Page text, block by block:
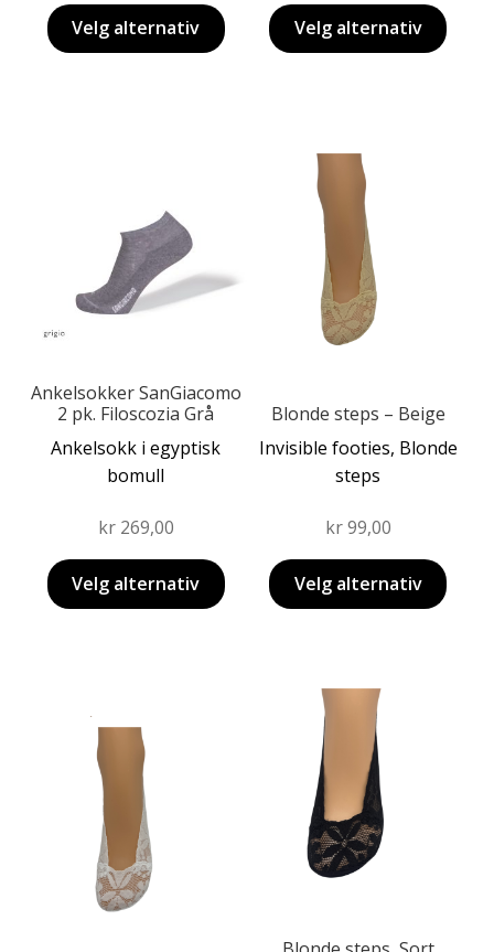
Velg alternativ Velg alternativ
Ankelsokker SanGiacomo
2 pk. Filoscozia Grå
Ankelsokk i egyptisk
bomull
kr269,00
Velg alternativ
flere
varianter.
Alternativene
kan
produktsiden
Blonde steps – Beige
Invisible footies, Blonde
steps
kr99,00
Velg alternativ
Dette
produktet
har
flere
varianter.
Alternativene
kan
produktsiden
Dette
produktet
har
flere
varianter.
Alternativene
kan
Dette
produktet
har
flere
varianter.
Alternativene
kan